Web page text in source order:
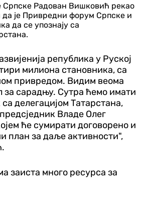
Српске Радован Вишковић рекао
да је Привредни форум Српске и
да се упознају са
република у Руској
милиона становника, са
привредом. Видим веома
за сарадњу. Сутра ћемо имати
делегацијом Татарстана,
Владе Олег
ће сумирати договорено и
план за даље активности",
заиста много ресурса за